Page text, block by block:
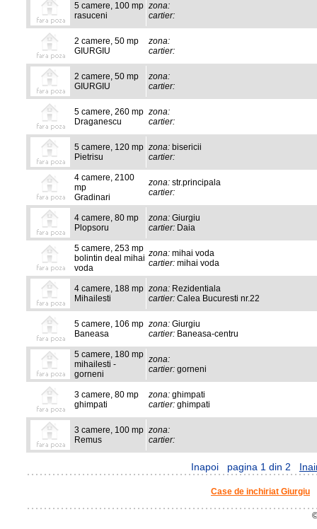
5 camere, 100 mp
rasuceni
zona:
cartier:
2 camere, 50 mp
GIURGIU
zona:
cartier:
2 camere, 50 mp
GIURGIU
zona:
cartier:
5 camere, 260 mp
Draganescu
zona:
cartier:
5 camere, 120 mp
Pietrisu
zona: bisericii
cartier:
4 camere, 2100
mp
Gradinari
zona: str.principala
cartier:
4 camere, 80 mp
Plopsoru
zona: Giurgiu
cartier: Daia
5 camere, 253 mp
bolintin deal mihai
voda
zona: mihai voda
cartier: mihai voda
4 camere, 188 mp
Mihailesti
zona: Rezidentiala
cartier: Calea Bucuresti nr.22
5 camere, 106 mp
Baneasa
zona: Giurgiu
cartier: Baneasa-centru
5 camere, 180 mp
mihailesti -
gorneni
zona:
cartier: gorneni
3 camere, 80 mp
ghimpati
zona: ghimpati
cartier: ghimpati
3 camere, 100 mp
Remus
zona:
cartier:
Inapoi pagina 1 din 2
Case de inchiriat Giurgiu